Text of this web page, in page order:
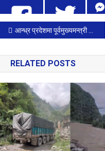
Share0 Tweet 0
Post
navigation
आन्ध्र प्रदेशमा पूर्वमुख्यमन्त्री रोड शोमा भागदौड मच्चिदा ८ जनाको मृत्यु
RELATED POSTS